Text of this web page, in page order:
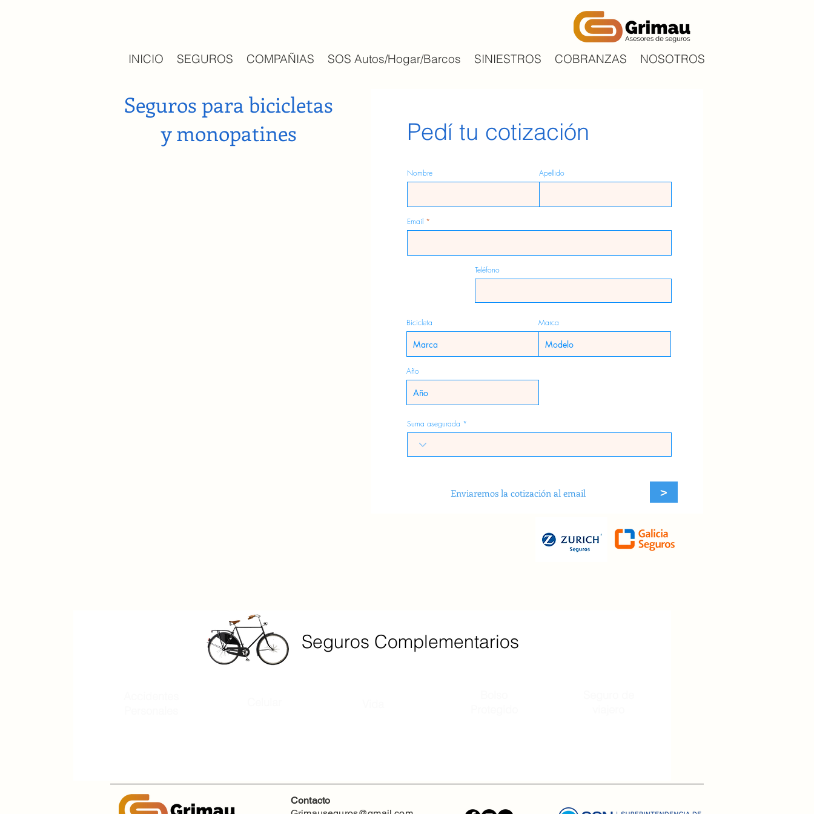
INICIO SEGUROS COMPAÑIAS SOS Autos/Hogar/Barcos SINIESTROS COBRANZAS NOSOTROS
Pedí tu cotización
Nombre Apellido
Email
Teléfono
Marca
Bicicleta
Año
Suma asegurada
Enviaremos la cotización al email >
Seguros para bicicletas
y monopatines
Seguros Complementarios
Contacto